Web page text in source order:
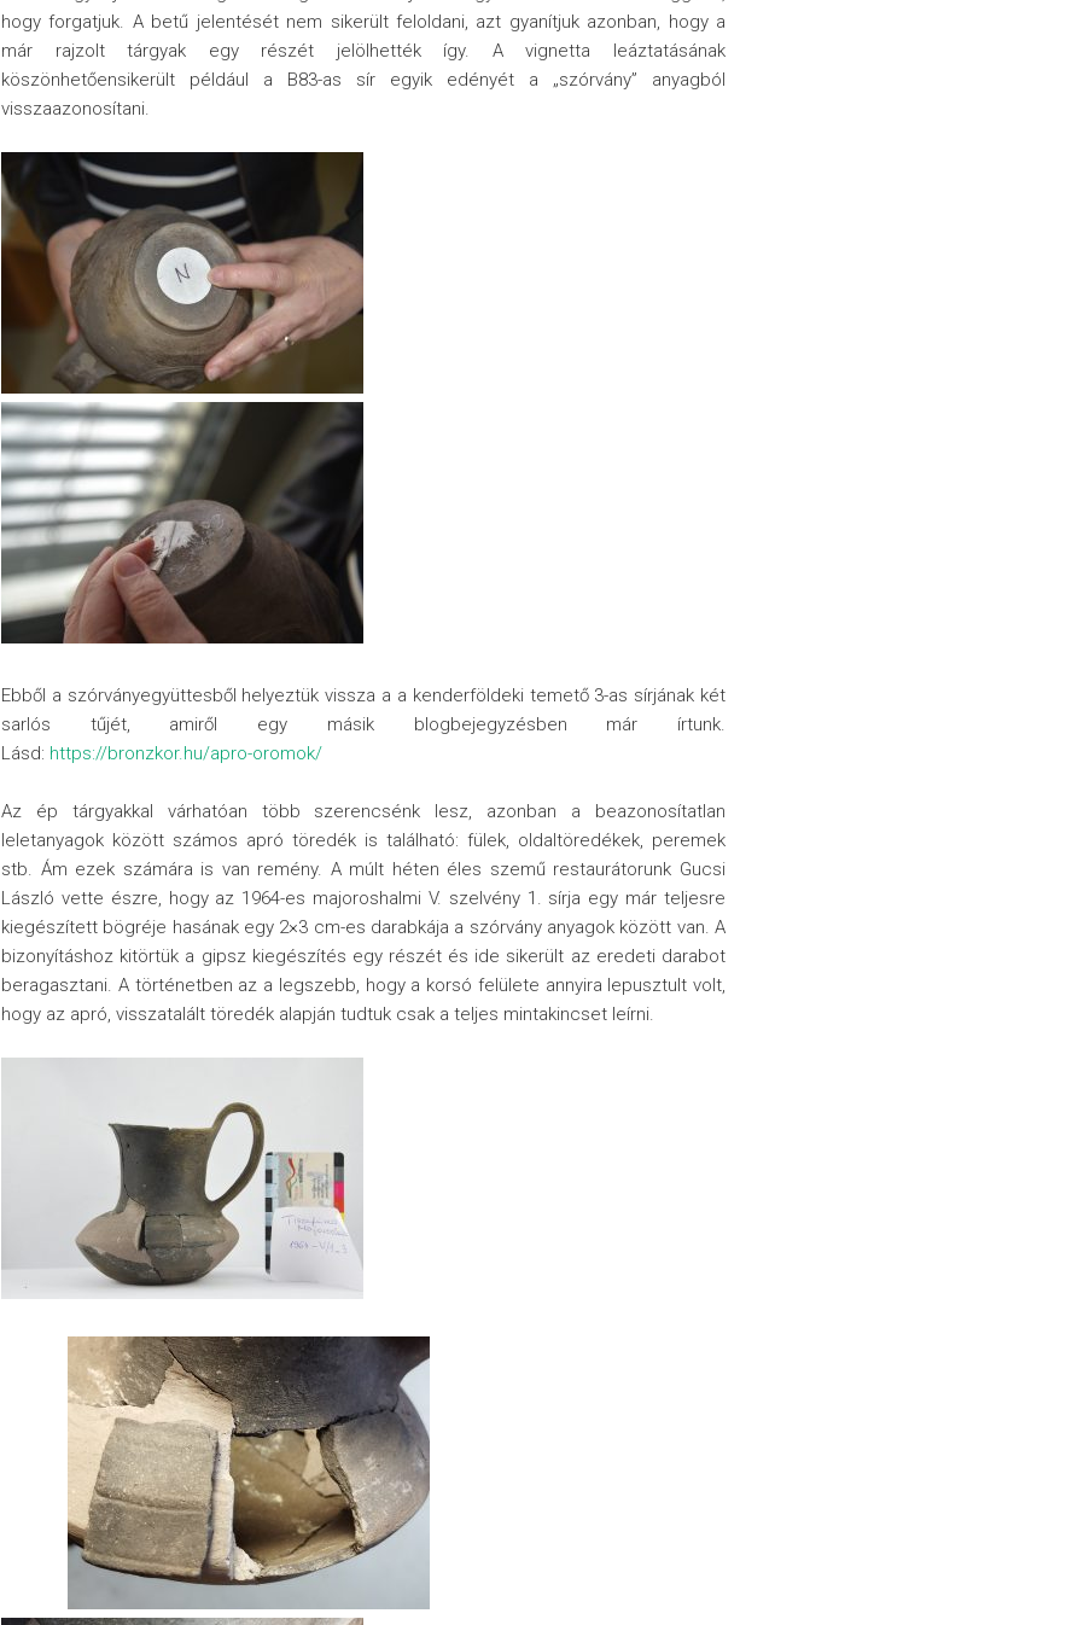
hogy forgatjuk. A betű jelentését nem sikerült feloldani, azt gyanítjuk azonban, hogy a
már rajzolt tárgyak egy részét jelölhették így. A vignetta leáztatásának
köszönhetőensikerült például a B83-as sír egyik edényét a „szórvány” anyagból
visszaazonosítani.
Ebből a szórványegyüttesből helyeztük vissza a a kenderföldeki temető 3-as sírjának két
sarlós tűjét, amiről egy másik blogbejegyzésben már írtunk.
Lásd: https://bronzkor.hu/apro-oromok/
Az ép tárgyakkal várhatóan több szerencsénk lesz, azonban a beazonosítatlan
leletanyagok között számos apró töredék is található: fülek, oldaltöredékek, peremek
stb. Ám ezek számára is van remény. A múlt héten éles szemű restaurátorunk Gucsi
László vette észre, hogy az 1964-es majoroshalmi V. szelvény 1. sírja egy már teljesre
kiegészített bögréje hasának egy 2×3 cm-es darabkája a szórvány anyagok között van. A
bizonyításhoz kitörtük a gipsz kiegészítés egy részét és ide sikerült az eredeti darabot
beragasztani. A történetben az a legszebb, hogy a korsó felülete annyira lepusztult volt,
hogy az apró, visszatalált töredék alapján tudtuk csak a teljes mintakincset leírni.